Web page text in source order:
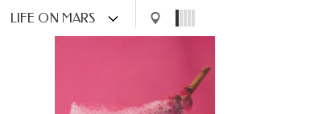
LIFE ON MARS